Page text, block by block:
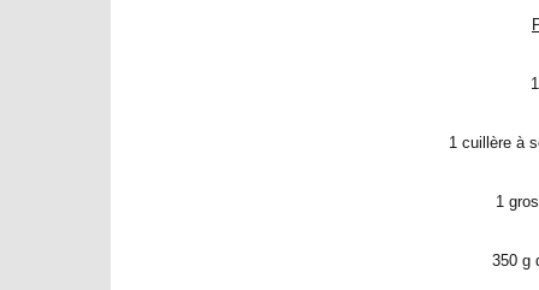
1 cuillère à
1
350 g